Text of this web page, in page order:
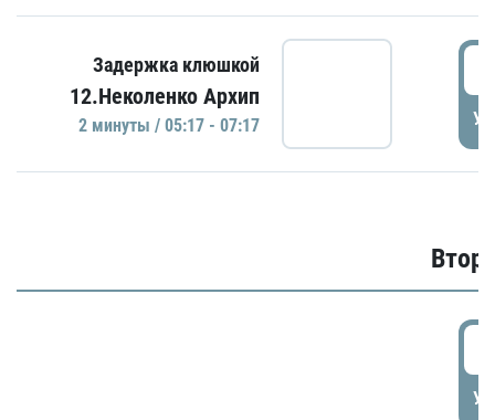
Задержка клюшкой
12.Неколенко Архип
2 минуты / 05:17 - 07:17